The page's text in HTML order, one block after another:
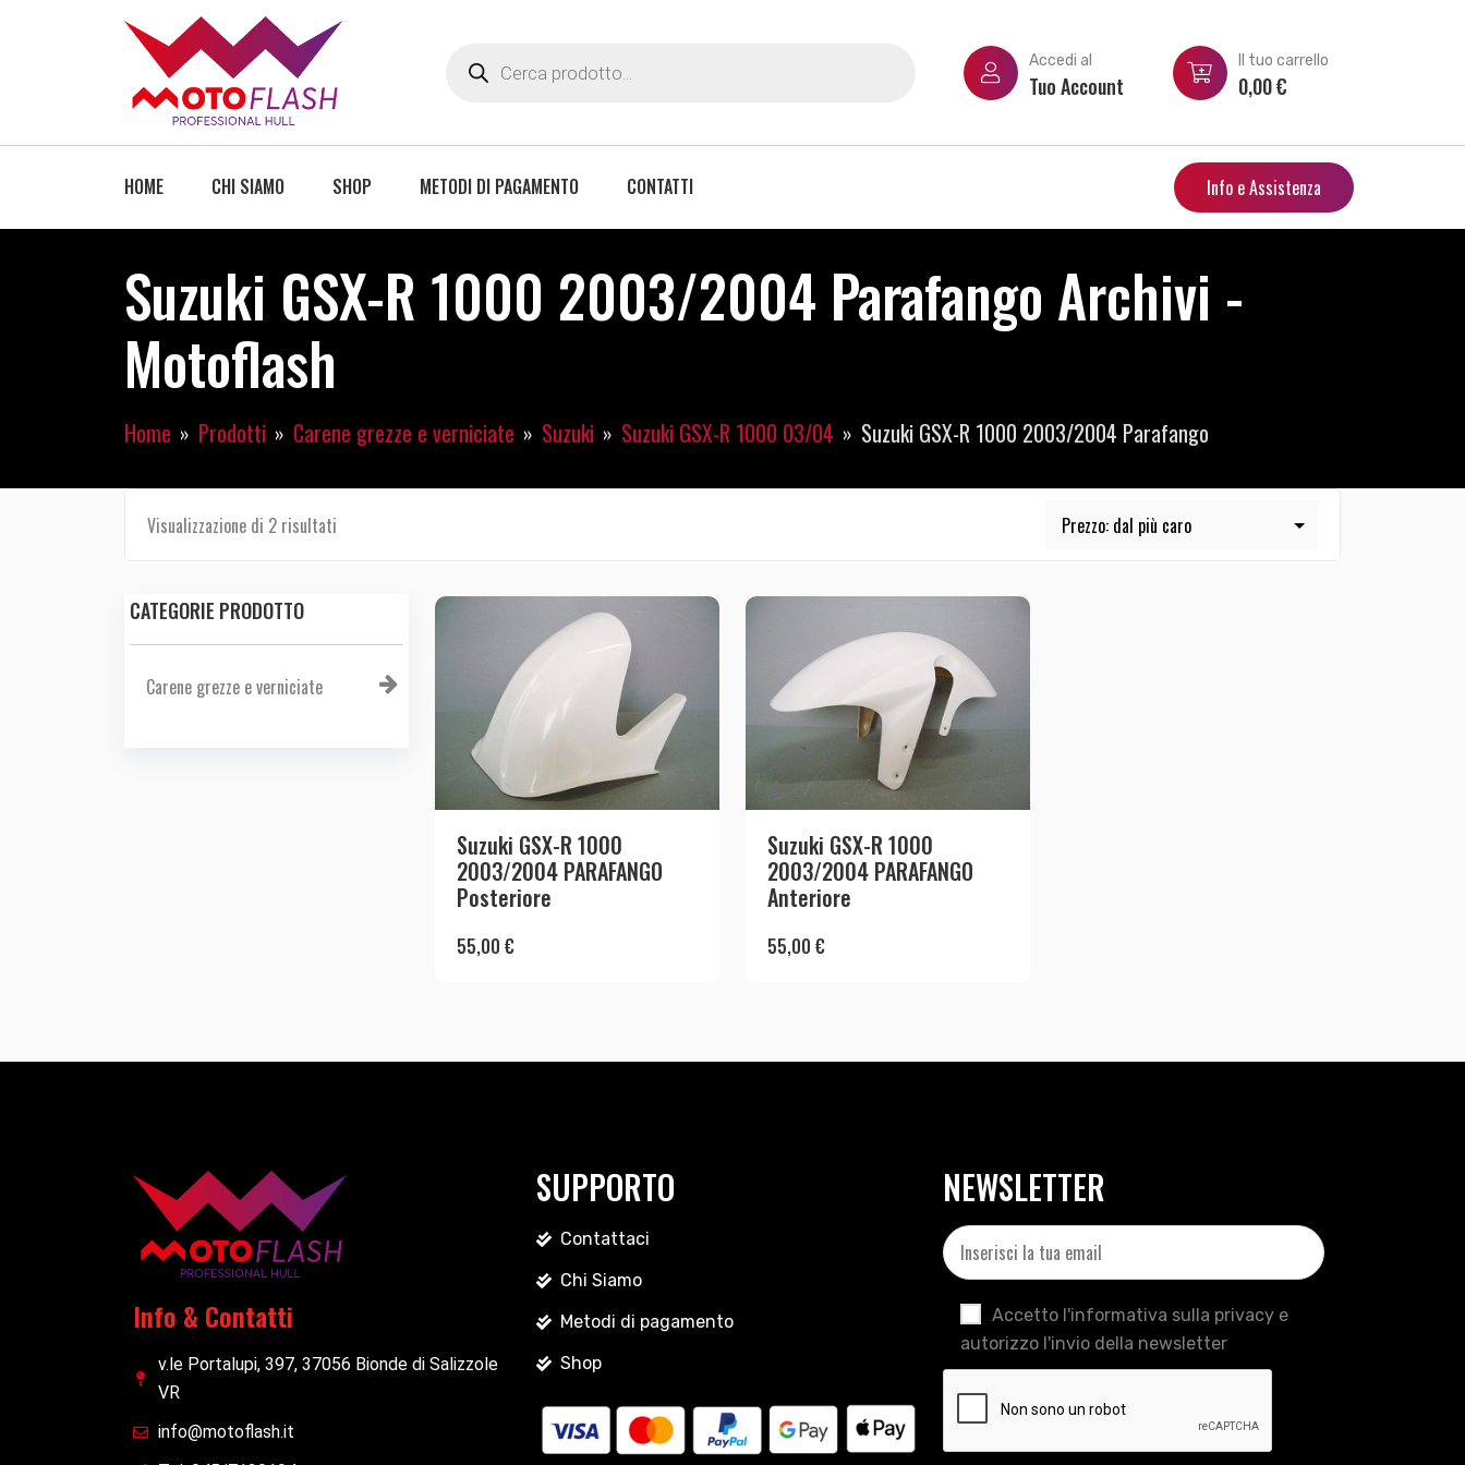
Accedi al
Tuo Account
Il tuo carrello
0,00€
HOME CHI SIAMO SHOP METODI DI PAGAMENTO CONTATTI Info e Assistenza
Suzuki GSX-R 1000 2003/2004 Parafango Archivi -
Motoflash
Home Prodotti Carene grezze e verniciate Suzuki Suzuki GSX-R 1000 03/04 Suzuki GSX-R 1000 2003/2004 Parafango
Visualizzazione di 2 risultati
CATEGORIE PRODOTTO
Carene grezze e verniciate
Suzuki GSX-R 1000
2003/2004 PARAFANGO
Posteriore
55,00 €
Suzuki GSX-R 1000
2003/2004 PARAFANGO
Anteriore
55,00 €
Info & Contatti
v.le Portalupi, 397, 37056 Bionde di Salizzole
VR
info@motoflash.it
SUPPORTO
Contattaci
Chi Siamo
Metodi di pagamento
Shop
NEWSLETTER
Accetto l'informativa sulla privacy e
autorizzo l'invio della newsletter